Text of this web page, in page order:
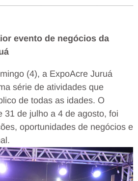
evento de negócios da
(4), a ExpoAcre Juruá
série de atividades que
de todas as idades. O
31 de julho a 4 de agosto, foi
oportunidades de negócios e